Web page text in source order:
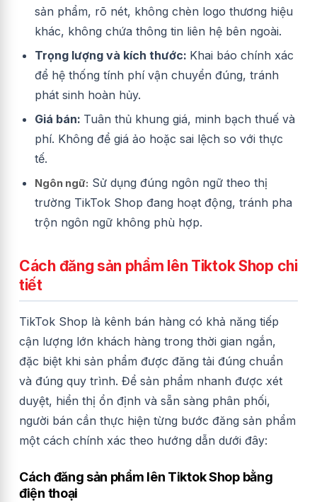
sản phẩm, rõ nét, không chèn logo thương hiệu
khác, không chứa thông tin liên hệ bên ngoài.
Trọng lượng và kích thước: Khai báo chính xác
để hệ thống tính phí vận chuyển đúng, tránh
phát sinh hoàn hủy.
Giá bán: Tuân thủ khung giá, minh bạch thuế và
phí. Không để giá ảo hoặc sai lệch so với thực
tế.
Ngôn ngữ: Sử dụng đúng ngôn ngữ theo thị
trường TikTok Shop đang hoạt động, tránh pha
trộn ngôn ngữ không phù hợp.
Cách đăng sản phẩm lên Tiktok Shop chi
tiết
TikTok Shop là kênh bán hàng có khả năng tiếp
cận lượng lớn khách hàng trong thời gian ngắn,
đặc biệt khi sản phẩm được đăng tải đúng chuẩn
và đúng quy trình. Để sản phẩm nhanh được xét
duyệt, hiển thị ổn định và sẵn sàng phân phối,
người bán cần thực hiện từng bước đăng sản phẩm
một cách chính xác theo hướng dẫn dưới đây:
Cách đăng sản phẩm lên Tiktok Shop bằng
điện thoại